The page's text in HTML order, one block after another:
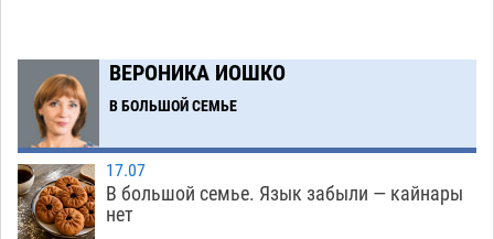
09:00
Лидеры чеченской диаспоры в Астрахани
осудили выходку молодого лихача с улицы
Никольской
18:00
Завтра астраханцы проведут день в режиме
экстремальной температурной нагрузки
ВЕРОНИКА ИОШКО
В БОЛЬШОЙ СЕМЬЕ
17.07
В большой семье. Язык забыли — кайнары
нет